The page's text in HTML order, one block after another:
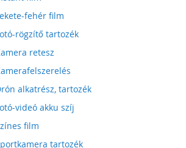
fehér film
rögzítő tartozék
retesz
alkatrész, tartozék
videó akku szíj
film
tartozék